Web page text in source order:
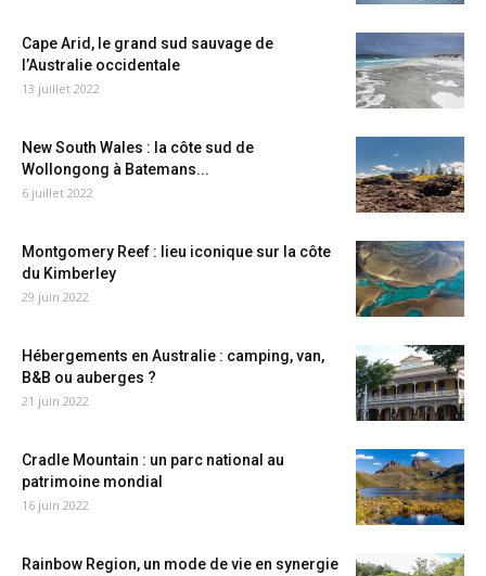
Cape Arid, le grand sud sauvage de
l’Australie occidentale
13 juillet 2022
New South Wales : la côte sud de
Wollongong à Batemans...
6 juillet 2022
Montgomery Reef : lieu iconique sur la côte
du Kimberley
29 juin 2022
Hébergements en Australie : camping, van,
B&B ou auberges ?
21 juin 2022
Cradle Mountain : un parc national au
patrimoine mondial
16 juin 2022
Rainbow Region, un mode de vie en synergie